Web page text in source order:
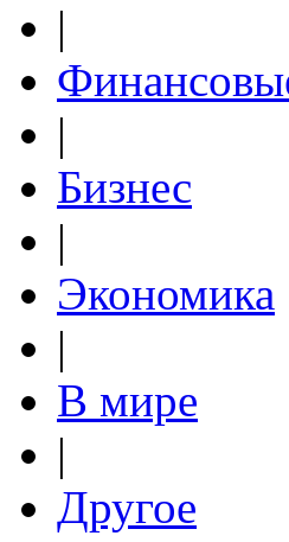
|
|
Бизнес
|
Экономика
|
В мире
|
Другое